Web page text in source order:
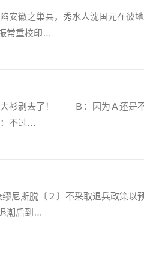
徽之巢县，秀水人沈国元在彼地
常重校印…
衫剥去了！ Ｂ：因为Ａ还是
不过…
脱〔２〕不采取退兵政策以
潮后到…